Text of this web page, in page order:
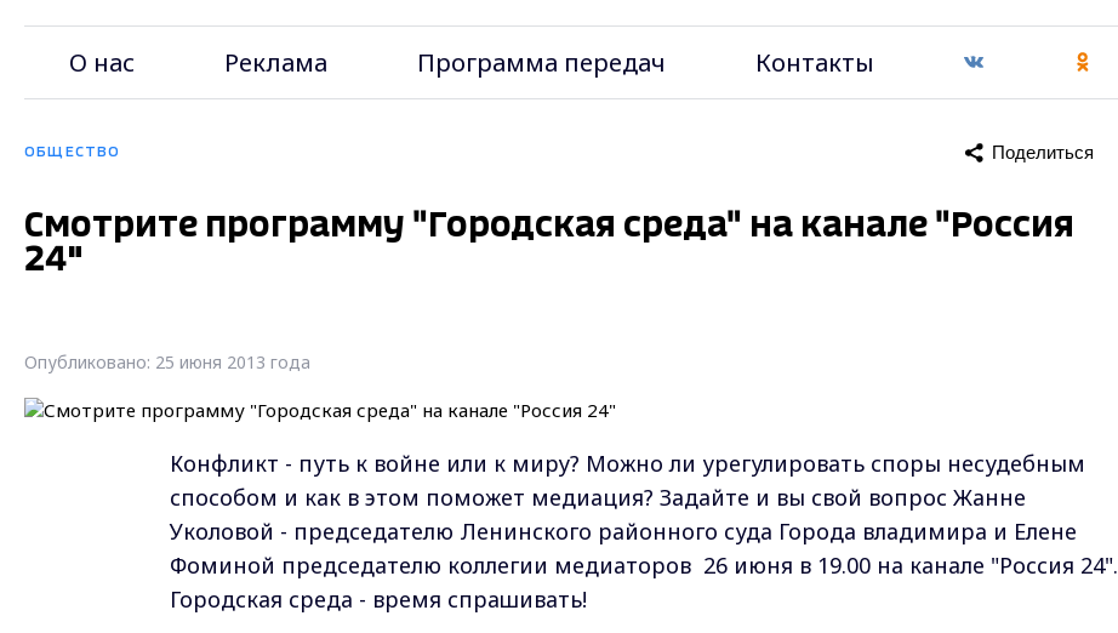
О нас Реклама Программа передач Контакты
ОБЩЕСТВО Поделиться
Смотрите программу "Городская среда" на канале "Россия
24"
Опубликовано: 25 июня 2013 года
Конфликт - путь к войне или к миру? Можно ли урегулировать споры несудебным
способом и как в этом поможет медиация? Задайте и вы свой вопрос Жанне
Уколовой - председателю Ленинского районного суда Города владимира и Елене
Фоминой председателю коллегии медиаторов 26 июня в 19.00 на канале "Россия 24".
Городская среда - время спрашивать!